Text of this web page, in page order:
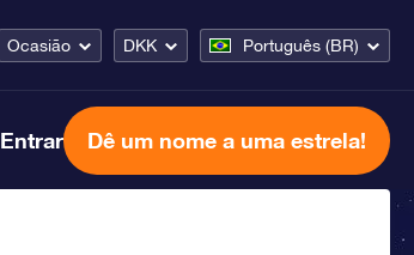
Ocasião DKK Português (BR)
Entrar Dê um nome a uma estrela!